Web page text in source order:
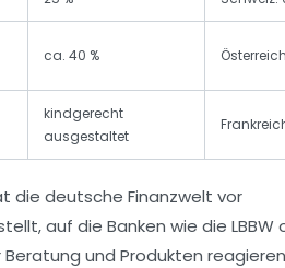
ca. 40 %
kindgerecht
ausgestaltet
die deutsche Finanzwelt vor
auf die Banken wie die LBBW
und Produkten